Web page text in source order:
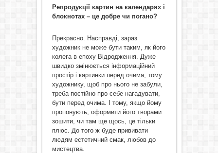
Репродукції картин на календарях і
блокнотах – це добре чи погано?
Прекрасно. Насправді, зараз
художник не може бути таким, як його
колега в епоху Відродження. Дуже
швидко змінюється інформаційний
простір і картинки перед очима, тому
художнику, щоб про нього не забули,
треба постійно про себе нагадувати,
бути перед очима. І тому, якщо йому
пропонують, оформити його творами
зошити, чи там ще щось, це тільки
плюс. До того ж буде прививати
людям естетичний смак, любов до
мистецтва.